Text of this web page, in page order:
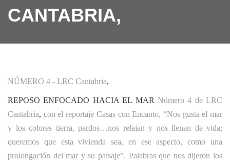
CANTABRIA,
NÚMERO 4 - LRC Cantabria,
REPOSO ENFOCADO HACIA EL MAR Número 4 de LRC
Cantabria, con el reportaje Casas con Encanto, “Nos gusta el mar
y los colores tierra, pardos…nos relajan y nos llenan de vida;
queremos que esta vivienda sea, en ese aspecto, como una
prolongación del mar y su paisaje”. Palabras que nos dijeron los